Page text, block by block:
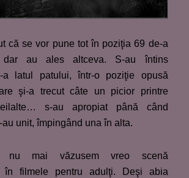
că se vor pune tot în poziţia 69 de-a
dar au ales altceva. S-au întins
a latul patului, într-o poziţie opusă
şi-a trecut câte un picior printre
s-au apropiat până când
unit, împingând una în alta.
nu mai văzusem vreo scenă
în filmele pentru adulţi. Deşi abia